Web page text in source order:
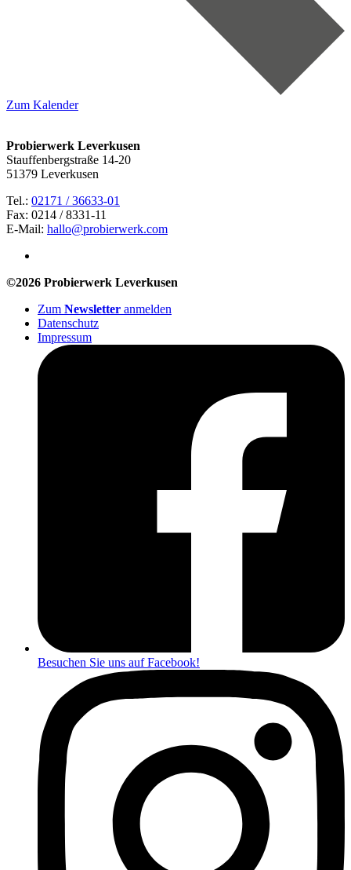
Zum Kalender
Probierwerk Leverkusen
Stauffenbergstraße 14-20
51379 Leverkusen
Tel.: 02171 / 36633-01
Fax: 0214 / 8331-11
E-Mail: hallo@probierwerk.com
©2026 Probierwerk Leverkusen
Zum Newsletter anmelden
Datenschutz
Impressum
Besuchen Sie uns auf Facebook!